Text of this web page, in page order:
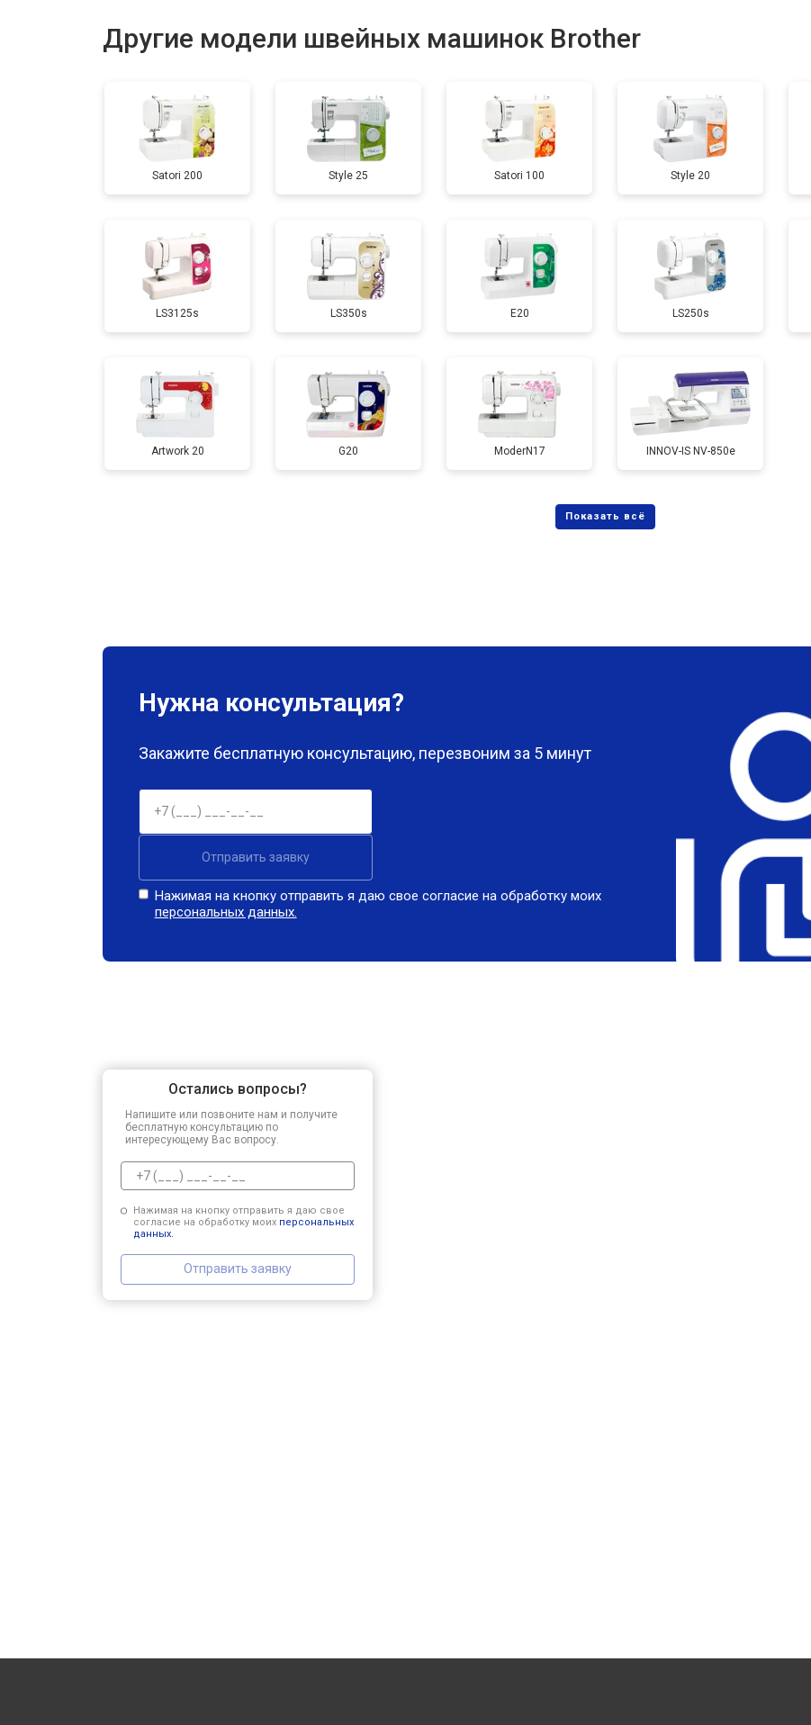
Другие модели швейных машинок Brother
Satori 200 Style 25 Satori 100 Style 20
LS3125s LS350s E20 LS250s
Artwork 20 G20 ModerN17 INNOV-IS NV-850e
Нужна консультация?
Закажите бесплатную консультацию, перезвоним за 5 минут
Отправить заявку
Нажимая на кнопку отправить я даю свое согласие на обработку моих
персональных данных.
Остались вопросы?
Напишите или позвоните нам и получите
бесплатную консультацию по
интересующему Вас вопросу.
Нажимая на кнопку отправить я даю свое
согласие на обработку моих персональных
данных.
Отправить заявку